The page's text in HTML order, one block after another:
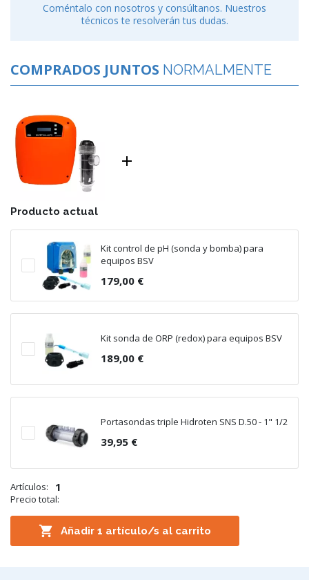
Coméntalo con nosotros y consúltanos. Nuestros
técnicos te resolverán tus dudas.
COMPRADOS JUNTOS NORMALMENTE
Producto actual

Kit control de pH (sonda y bomba) para
equipos BSV
179,00 €
Kit sonda de ORP (redox) para equipos BSV
189,00 €
Portasondas triple Hidroten SNS D.50 - 1" 1/2
39,95 €
Artículos: 1
Precio total:
 Añadir 1 artículo/s al carrito